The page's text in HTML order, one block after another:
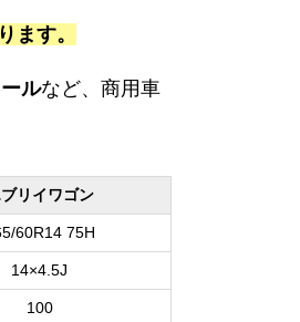
ます。
ルなど、商用車
リイワゴン
60R14 75H
14×4.5J
100